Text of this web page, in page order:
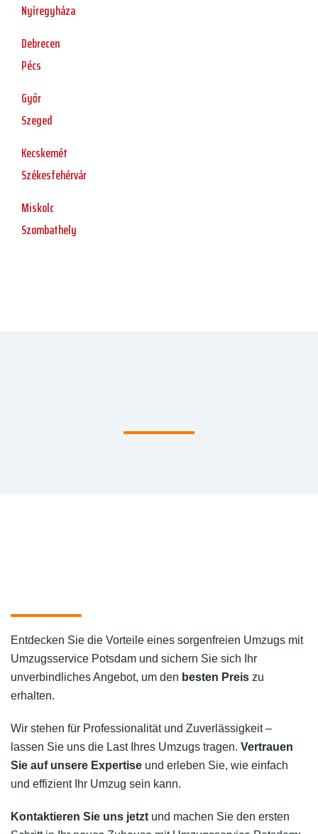
Nyíregyháza
Debrecen
Pécs
Győr
Szeged
Kecskemét
Székesfehérvár
Miskolc
Szombathely
Entdecken Sie die Vorteile eines sorgenfreien Umzugs mit
Umzugsservice Potsdam und sichern Sie sich Ihr
unverbindliches Angebot, um den besten Preis zu
erhalten.
Wir stehen für Professionalität und Zuverlässigkeit –
lassen Sie uns die Last Ihres Umzugs tragen. Vertrauen
Sie auf unsere Expertise und erleben Sie, wie einfach
und effizient Ihr Umzug sein kann.
Kontaktieren Sie uns jetzt und machen Sie den ersten